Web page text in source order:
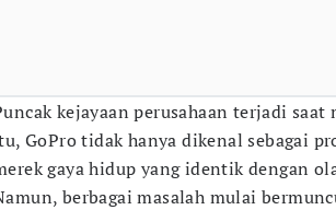
kejayaan perusahaan terjadi
GoPro tidak hanya dikenal sebagai
gaya hidup yang identik dengan
berbagai masalah mulai